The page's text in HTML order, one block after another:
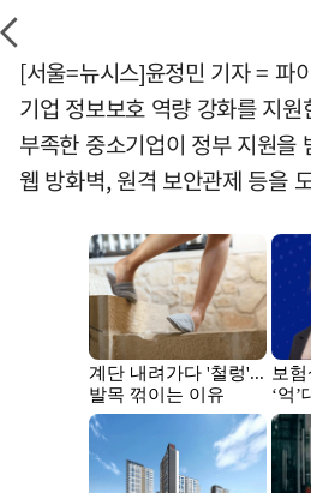
[서울=뉴시스]윤정민 기자 = 파
기업 정보보호 역량 강화를 지
부족한 중소기업이 정부 지원을
웹 방화벽, 원격 보안관제 등을